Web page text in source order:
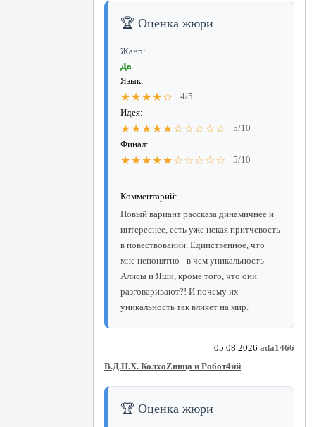
🏆 Оценка жюри
Жанр:
Да
Язык:
★★★★☆
4/5
Идея:
★★★★★☆☆☆☆☆
5/10
Финал:
★★★★★☆☆☆☆☆ 5/10
Комментарий:
Новый вариант рассказа динамичнее и
интереснее, есть уже некая притчевость
в повествовании. Единственное, что
мне непонятно - в чем уникальность
Алисы и Яши, кроме того, что они
разговаривают?! И почему их
уникальность так влияет на мир.
05.08.2026 ada1466
В.Д.Н.Х. КолхоZница и Робот4ий
🏆 Оценка жюри